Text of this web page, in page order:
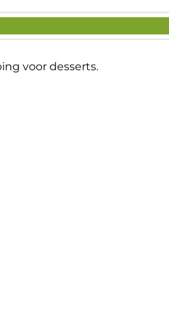
voor desserts.